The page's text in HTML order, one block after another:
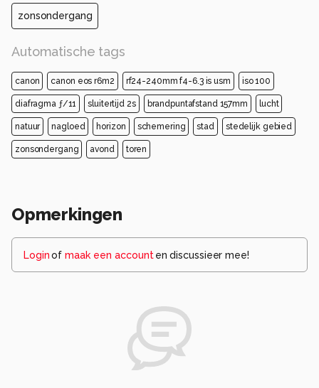
zonsondergang
Automatische tags
canon canon eos r6m2 rf24-240mm f4-6.3 is usm iso 100
diafragma ƒ/11 sluitertijd 2s brandpuntafstand 157mm lucht
natuur nagloed horizon schemering stad stedelijk gebied
zonsondergang avond toren
Opmerkingen
Loginof maak een account en discussieer mee!